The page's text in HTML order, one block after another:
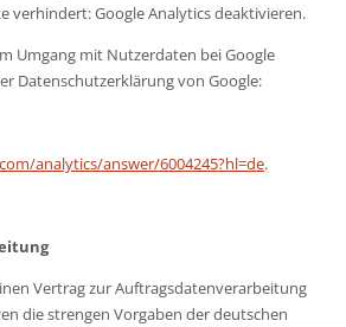
verhindert: Google Analytics deaktivieren.
Umgang mit Nutzerdaten bei Google
Datenschutzerklärung von Google:
analytics/answer/6004245?hl=de.
Vertrag zur Auftragsdatenverarbeitung
die strengen Vorgaben der deutschen